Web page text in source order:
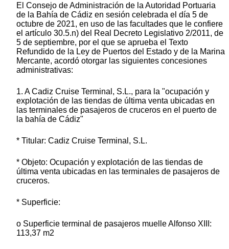
El Consejo de Administración de la Autoridad Portuaria
de la Bahía de Cádiz en sesión celebrada el día 5 de
octubre de 2021, en uso de las facultades que le confiere
el artículo 30.5.n) del Real Decreto Legislativo 2/2011, de
5 de septiembre, por el que se aprueba el Texto
Refundido de la Ley de Puertos del Estado y de la Marina
Mercante, acordó otorgar las siguientes concesiones
administrativas:
1. A Cadiz Cruise Terminal, S.L., para la "ocupación y
explotación de las tiendas de última venta ubicadas en
las terminales de pasajeros de cruceros en el puerto de
la bahía de Cádiz"
* Titular: Cadiz Cruise Terminal, S.L.
* Objeto: Ocupación y explotación de las tiendas de
última venta ubicadas en las terminales de pasajeros de
cruceros.
* Superficie:
o Superficie terminal de pasajeros muelle Alfonso XIII:
113,37 m2